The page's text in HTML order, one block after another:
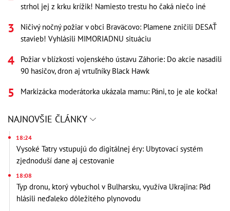
strhol jej z krku krížik! Namiesto trestu ho čaká niečo iné
Ničivý nočný požiar v obci Braväcovo: Plamene zničili DESAŤ
stavieb! Vyhlásili MIMORIADNU situáciu
Požiar v blízkosti vojenského ústavu Záhorie: Do akcie nasadili
90 hasičov, dron aj vrtuľníky Black Hawk
Markizácka moderátorka ukázala mamu: Páni, to je ale kočka!
NAJNOVŠIE ČLÁNKY
18:24
Vysoké Tatry vstupujú do digitálnej éry: Ubytovací systém
zjednoduší dane aj cestovanie
18:08
Typ dronu, ktorý vybuchol v Bulharsku, využíva Ukrajina: Pád
hlásili neďaleko dôležitého plynovodu